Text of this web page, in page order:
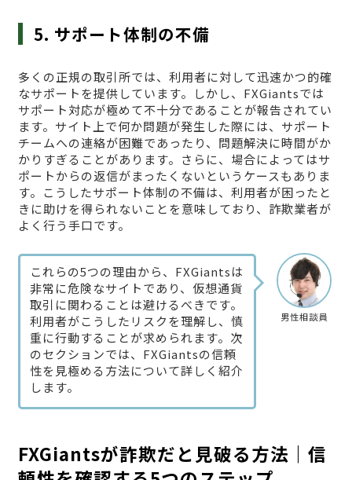
5. サポート体制の不備
多くの正規の取引所では、利用者に対して迅速かつ的確
なサポートを提供しています。しかし、FXGiantsでは
サポート対応が極めて不十分であることが報告されてい
ます。サイト上で何か問題が発生した際には、サポート
チームへの連絡が困難であったり、問題解決に時間がか
かりすぎることがあります。さらに、場合によってはサ
ポートからの返信がまったくないというケースもありま
す。こうしたサポート体制の不備は、利用者が困ったと
きに助けを得られないことを意味しており、詐欺業者が
よく行う手口です。
男性相談員
これらの5つの理由から、FXGiantsは
非常に危険なサイトであり、仮想通貨
取引に関わることは避けるべきです。
利用者がこうしたリスクを理解し、慎
重に行動することが求められます。次
のセクションでは、FXGiantsの信頼
性を見極める方法について詳しく紹介
します。
FXGiantsが詐欺だと見破る方法｜信